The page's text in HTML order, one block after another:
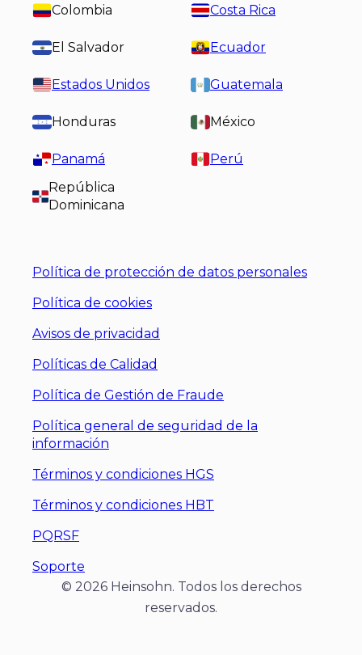
Colombia Costa Rica
El Salvador Ecuador
Estados Unidos Guatemala
Honduras México
Panamá
Perú
República
Dominicana
Política de protección de datos personales
Política de cookies
Avisos de privacidad
Políticas de Calidad
Política de Gestión de Fraude
Política general de seguridad de la
información
Términos y condiciones HGS
Términos y condiciones HBT
PQRSF
Soporte
© 2026 Heinsohn. Todos los derechos
reservados.